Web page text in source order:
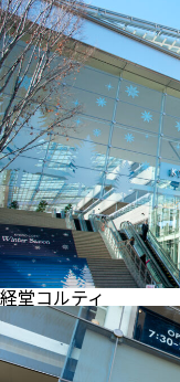
経堂コルティ